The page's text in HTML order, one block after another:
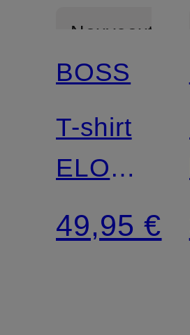
Nouveautés
BOSS
T-shirt
ELOVE
avec
strass
49,95 €